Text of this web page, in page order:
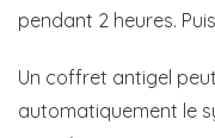
pendant 2 heures.
Un coffret antigel
automatiquement le